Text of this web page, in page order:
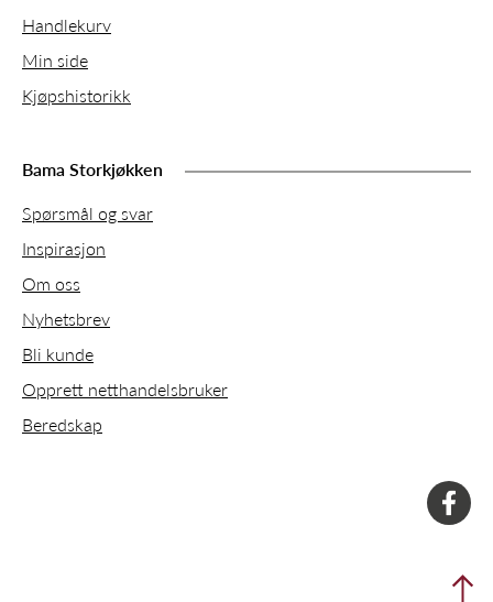
Handlekurv
Min side
Kjøpshistorikk
Bama Storkjøkken
Spørsmål og svar
Inspirasjon
Om oss
Nyhetsbrev
Bli kunde
Opprett netthandelsbruker
Beredskap